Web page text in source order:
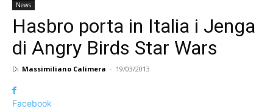
News
Hasbro porta in Italia i Jenga
di Angry Birds Star Wars
Di Massimiliano Calimera - 19/03/2013
Facebook